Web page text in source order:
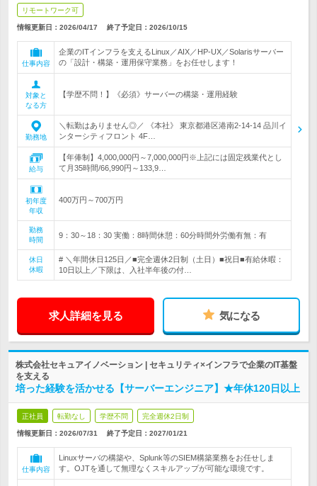
リモートワーク可
情報更新日：2026/04/17 終了予定日： 2026/10/15
仕事内容
企業のITインフラを支えるLinux／AIX／HP-UX／Solarisサーバー
の「設計・構築・運用保守業務」をお任せします！
対象と
なる方
【学歴不問！】《必須》サーバーの構築・運用経験
勤務地
＼転勤はありません◎／ 《本社》 東京都港区港南2-14-14 品川イ
ンターシティフロント 4F…
給与
【年俸制】4,000,000円～7,000,000円※上記には固定残業代とし
て月35時間/66,990円～133,9…
初年度
年収
400万円～700万円
勤務
時間
9：30～18：30 実働：8時間休憩：60分時間外労働有無：有
休日
休暇
# ＼年間休日125日／■完全週休2日制（土日）■祝日■有給休暇：
10日以上／下限は、入社半年後の付…
求人詳細を見る 気になる
株式会社セキュアイノベーション | セキュリティ×インフラで企業のIT基盤
を支える
培った経験を活かせる【サーバーエンジニア】★年休120日以上
正社員 転勤なし 学歴不問 完全週休2日制
情報更新日：2026/07/31 終了予定日： 2027/01/21
仕事内容
Linuxサーバの構築や、Splunk等のSIEM構築業務をお任せしま
す。OJTを通して無理なくスキルアップが可能な環境です。